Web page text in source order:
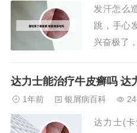
是针对链
紫外线照
发汗怎么
跳，手心
兴奋极了
否让你恐
九发汗。
达力士能治疗牛皮癣吗 达
1年前 银屑病百科
达力士(